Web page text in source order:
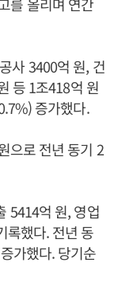
사 3400억 원, 건
등 1조418억 원
증가했다.
으로 전년 동기 2
5414억 원, 영업
록했다. 전년 동
가했다. 당기순